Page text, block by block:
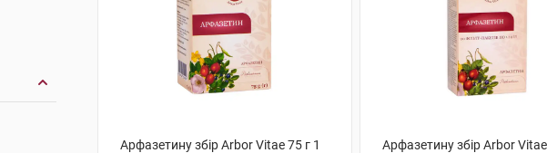
Арфазетину збір Arbor Vitae 75 г 1
Арфазетину збір Arbor